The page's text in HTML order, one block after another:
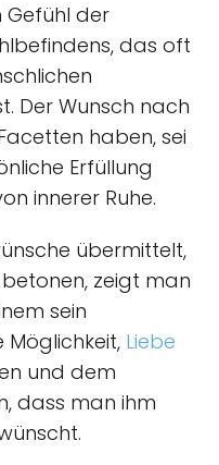
Gefühl der
das oft
Der Wunsch nach
haben, sei
Erfüllung
innerer Ruhe.
übermittelt,
zeigt man
sein
Möglichkeit, Liebe
und dem
dass man ihm